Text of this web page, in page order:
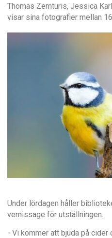
Thomas Zemturis, Jessica
visar sina fotografier mellan
Under lördagen håller
vernissage för utställningen.
- Vi kommer att bjuda på